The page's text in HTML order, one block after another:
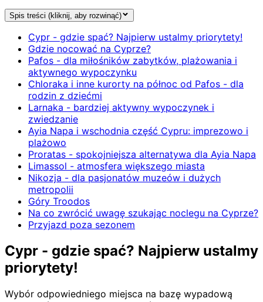
Spis treści (kliknij, aby rozwinąć)
Cypr - gdzie spać? Najpierw ustalmy priorytety!
Gdzie nocować na Cyprze?
Pafos - dla miłośników zabytków, plażowania i
aktywnego wypoczynku
Chloraka i inne kurorty na północ od Pafos - dla
rodzin z dziećmi
Larnaka - bardziej aktywny wypoczynek i
zwiedzanie
Ayia Napa i wschodnia część Cypru: imprezowo i
plażowo
Proratas - spokojniejsza alternatywa dla Ayia Napa
Limassol - atmosfera większego miasta
Nikozja - dla pasjonatów muzeów i dużych
metropolii
Góry Troodos
Na co zwrócić uwagę szukając noclegu na Cyprze?
Przyjazd poza sezonem
Cypr - gdzie spać? Najpierw ustalmy
priorytety!
Wybór odpowiedniego miejsca na bazę wypadową